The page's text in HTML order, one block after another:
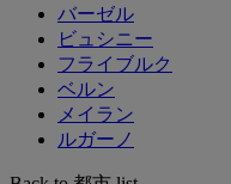
バーゼル
ビュシニー
フライブルク
ベルン
メイラン
ルガーノ